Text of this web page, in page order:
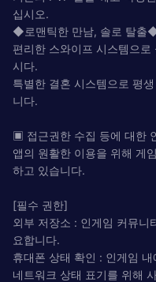
십시오.
◆로맨틱한 만남, 솔로 탈출
편리한 스와이프 시스템으
시다.
특별한 결혼 시스템으로 평
니다.
▣ 접근권한 수집 등에 대한
앱의 원활한 이용을 위해 게
하고 있습니다.
[필수 권한]
외부 저장소 : 인게임 커뮤니
요합니다.
휴대폰 상태 확인 : 인게임
네트워크 상태 표기를 위해